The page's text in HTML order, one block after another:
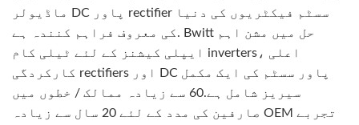
ماڈیولر DC پاور rectifier سسٹم فیکٹریوں کی دنیا
کی معروف فراہم کنندہ ہے. Bwitt حل میں مشن اہم
ایپلی کیشنز کے لئے ٹیلی کام inverters، اعلی
کارکردگی rectifiers اور DC پاور سسٹم کی ایک مکمل
سیریز شامل ہے.60 سے زیادہ ممالک / خطوں میں
صارفین کی مدد کے لئے 20 سال سے زیادہ OEM تجربے